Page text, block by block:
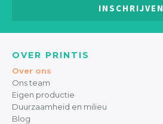
INSCHRIJVEN
OVER PRINTIS
Over ons
Ons team
Eigen productie
Duurzaamheid en milieu
Blog